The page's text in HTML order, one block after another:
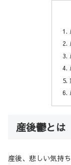
産後鬱とは
産後、悲しい気持